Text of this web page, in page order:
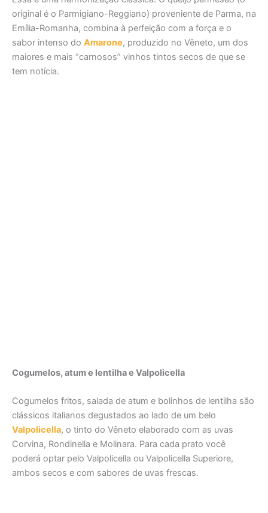
original é o Parmigiano-Reggiano) proveniente de Parma, na
Emília-Romanha, combina à perfeição com a força e o
sabor intenso do Amarone, produzido no Vêneto, um dos
maiores e mais “carnosos” vinhos tintos secos de que se
tem notícia.
Cogumelos, atum e lentilha e Valpolicella
Cogumelos fritos, salada de atum e bolinhos de lentilha são
clássicos italianos degustados ao lado de um belo
Valpolicella, o tinto do Vêneto elaborado com as uvas
Corvina, Rondinella e Molinara. Para cada prato você
poderá optar pelo Valpolicella ou Valpolicella Superiore,
ambos secos e com sabores de uvas frescas.